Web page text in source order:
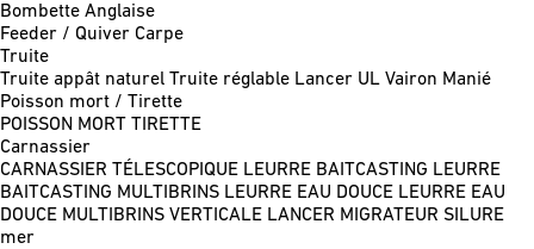
Bombette Anglaise
Feeder / Quiver Carpe
Truite
Truite appât naturel Truite réglable Lancer UL Vairon Manié
Poisson mort / Tirette
POISSON MORT TIRETTE
Carnassier
CARNASSIER TÉLESCOPIQUE LEURRE BAITCASTING LEURRE
BAITCASTING MULTIBRINS LEURRE EAU DOUCE LEURRE EAU
DOUCE MULTIBRINS VERTICALE LANCER MIGRATEUR SILURE
mer